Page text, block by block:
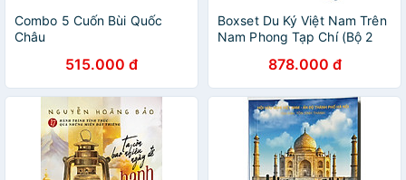
Combo 5 Cuốn Bùi Quốc
Châu
515.000 đ
Boxset Du Ký Việt Nam Trên
Nam Phong Tạp Chí (Bộ 2
878.000 đ